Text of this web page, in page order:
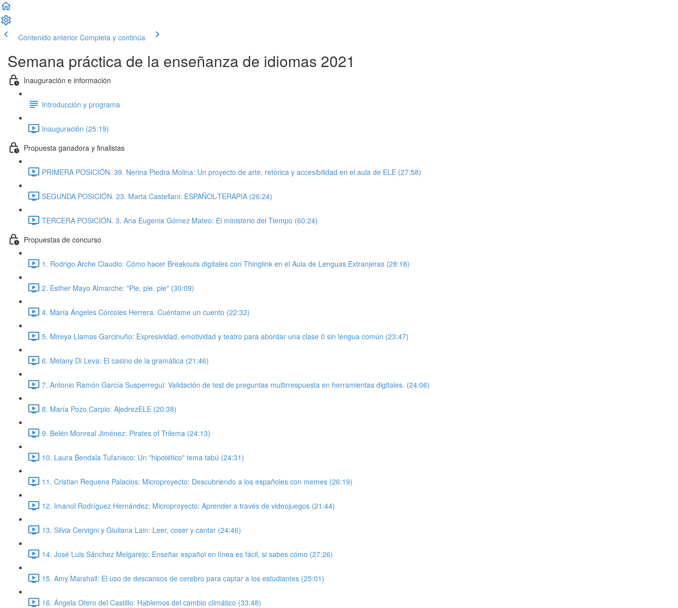
Contenido anterior Completa y continúa
Semana práctica de la enseñanza de idiomas 2021
Inauguración e información
Introducción y programa
Inauguración (25:19)
Propuesta ganadora y finalistas
PRIMERA POSICIÓN. 39. Nerina Piedra Molina: Un proyecto de arte, retórica y accesibilidad en el aula de ELE (27:58)
SEGUNDA POSICIÓN. 23. Marta Castellani: ESPAÑOL-TERAPIA (26:24)
TERCERA POSICIÓN. 3. Ana Eugenia Gómez Mateo: El ministerio del Tiempo (60:24)
Propuestas de concurso
1. Rodrigo Arche Claudio: Cómo hacer Breakouts digitales con Thinglink en el Aula de Lenguas Extranjeras (28:18)
2. Esther Mayo Almarche: "Pie, pie, pie" (30:09)
4. María Ángeles Córcoles Herrera. Cuéntame un cuento (22:32)
5. Mireya Llamas Garcinuño: Expresividad, emotividad y teatro para abordar una clase 0 sin lengua común (23:47)
6. Melany Di Leva: El casino de la gramática (21:46)
7. Antonio Ramón García Susperregui: Validación de test de preguntas multirrespuesta en herramientas digitales. (24:06)
8. María Pozo Carpio: AjedrezELE (20:38)
9. Belén Monreal Jiménez: Pirates of Trilema (24:13)
10. Laura Bendala Tufanisco: Un "hipotético" tema tabú (24:31)
11. Cristian Requena Palacios: Microproyecto: Descubriendo a los españoles con memes (26:19)
12. Imanol Rodríguez Hernández: Microproyecto: Aprender a través de videojuegos (21:44)
13. Silvia Cervigni y Giuliana Lain: Leer, coser y cantar (24:46)
14. José Luis Sánchez Melgarejo: Enseñar español en línea es fácil, si sabes cómo (27:26)
15. Amy Marshall: El uso de descansos de cerebro para captar a los estudiantes (25:01)
16. Ángela Otero del Castillo: Hablemos del cambio climático (33:48)